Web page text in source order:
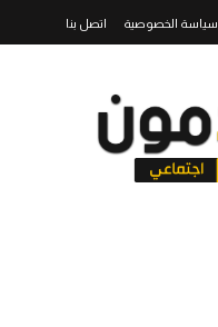
سياسة الخصوصية اتصل بنا